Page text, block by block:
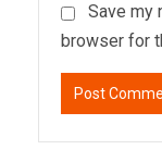
Save my
browser for